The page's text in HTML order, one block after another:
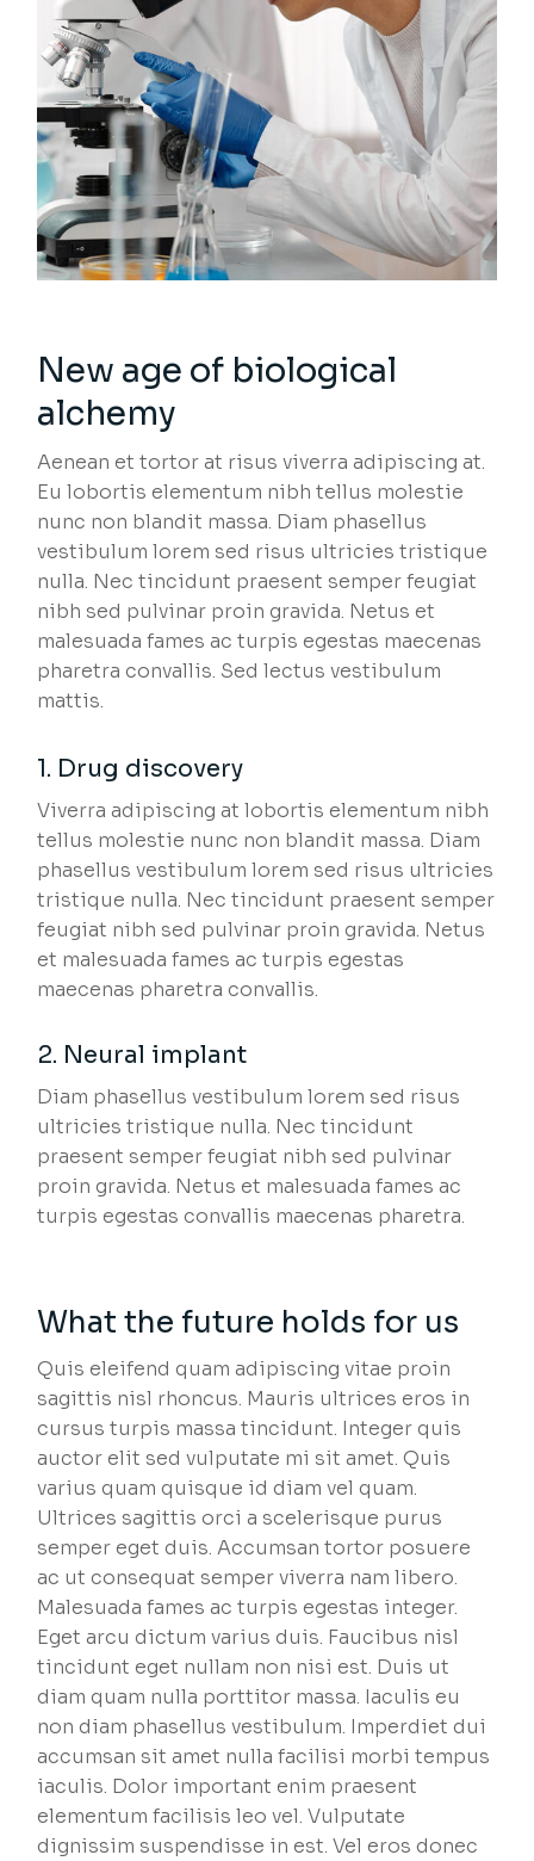
New age of biological
alchemy
Aenean et tortor at risus viverra adipiscing at.
Eu lobortis elementum nibh tellus molestie
nunc non blandit massa. Diam phasellus
vestibulum lorem sed risus ultricies tristique
nulla. Nec tincidunt praesent semper feugiat
nibh sed pulvinar proin gravida. Netus et
malesuada fames ac turpis egestas maecenas
pharetra convallis. Sed lectus vestibulum
mattis.
1. Drug discovery
Viverra adipiscing at lobortis elementum nibh
tellus molestie nunc non blandit massa. Diam
phasellus vestibulum lorem sed risus ultricies
tristique nulla. Nec tincidunt praesent semper
feugiat nibh sed pulvinar proin gravida. Netus
et malesuada fames ac turpis egestas
maecenas pharetra convallis.
2. Neural implant
Diam phasellus vestibulum lorem sed risus
ultricies tristique nulla. Nec tincidunt
praesent semper feugiat nibh sed pulvinar
proin gravida. Netus et malesuada fames ac
turpis egestas convallis maecenas pharetra.
What the future holds for us
Quis eleifend quam adipiscing vitae proin
sagittis nisl rhoncus. Mauris ultrices eros in
cursus turpis massa tincidunt. Integer quis
auctor elit sed vulputate mi sit amet. Quis
varius quam quisque id diam vel quam.
Ultrices sagittis orci a scelerisque purus
semper eget duis. Accumsan tortor posuere
ac ut consequat semper viverra nam libero.
Malesuada fames ac turpis egestas integer.
Eget arcu dictum varius duis. Faucibus nisl
tincidunt eget nullam non nisi est. Duis ut
diam quam nulla porttitor massa. Iaculis eu
non diam phasellus vestibulum. Imperdiet dui
accumsan sit amet nulla facilisi morbi tempus
iaculis. Dolor important enim praesent
elementum facilisis leo vel. Vulputate
dignissim suspendisse in est. Vel eros donec